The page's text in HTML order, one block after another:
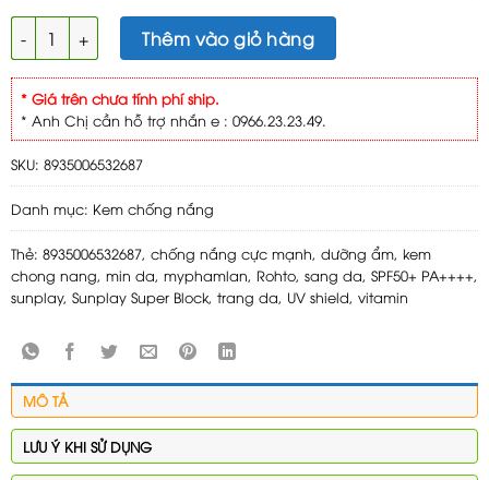
Sunplay Super Block Sữa Chống Nắng Cực Mạnh SPF50
Thêm vào giỏ hàng
* Giá trên chưa tính phí ship.
* Anh Chị cần hỗ trợ nhắn e : 0966.23.23.49.
SKU: 8935006532687
Danh mục: Kem chống nắng
Thẻ: 8935006532687, chống nắng cực mạnh, dưỡng ẩm, kem
chong nang, min da, myphamlan, Rohto, sang da, SPF50+ PA++++,
sunplay, Sunplay Super Block, trang da, UV shield, vitamin
MÔ TẢ
LƯU Ý KHI SỬ DỤNG